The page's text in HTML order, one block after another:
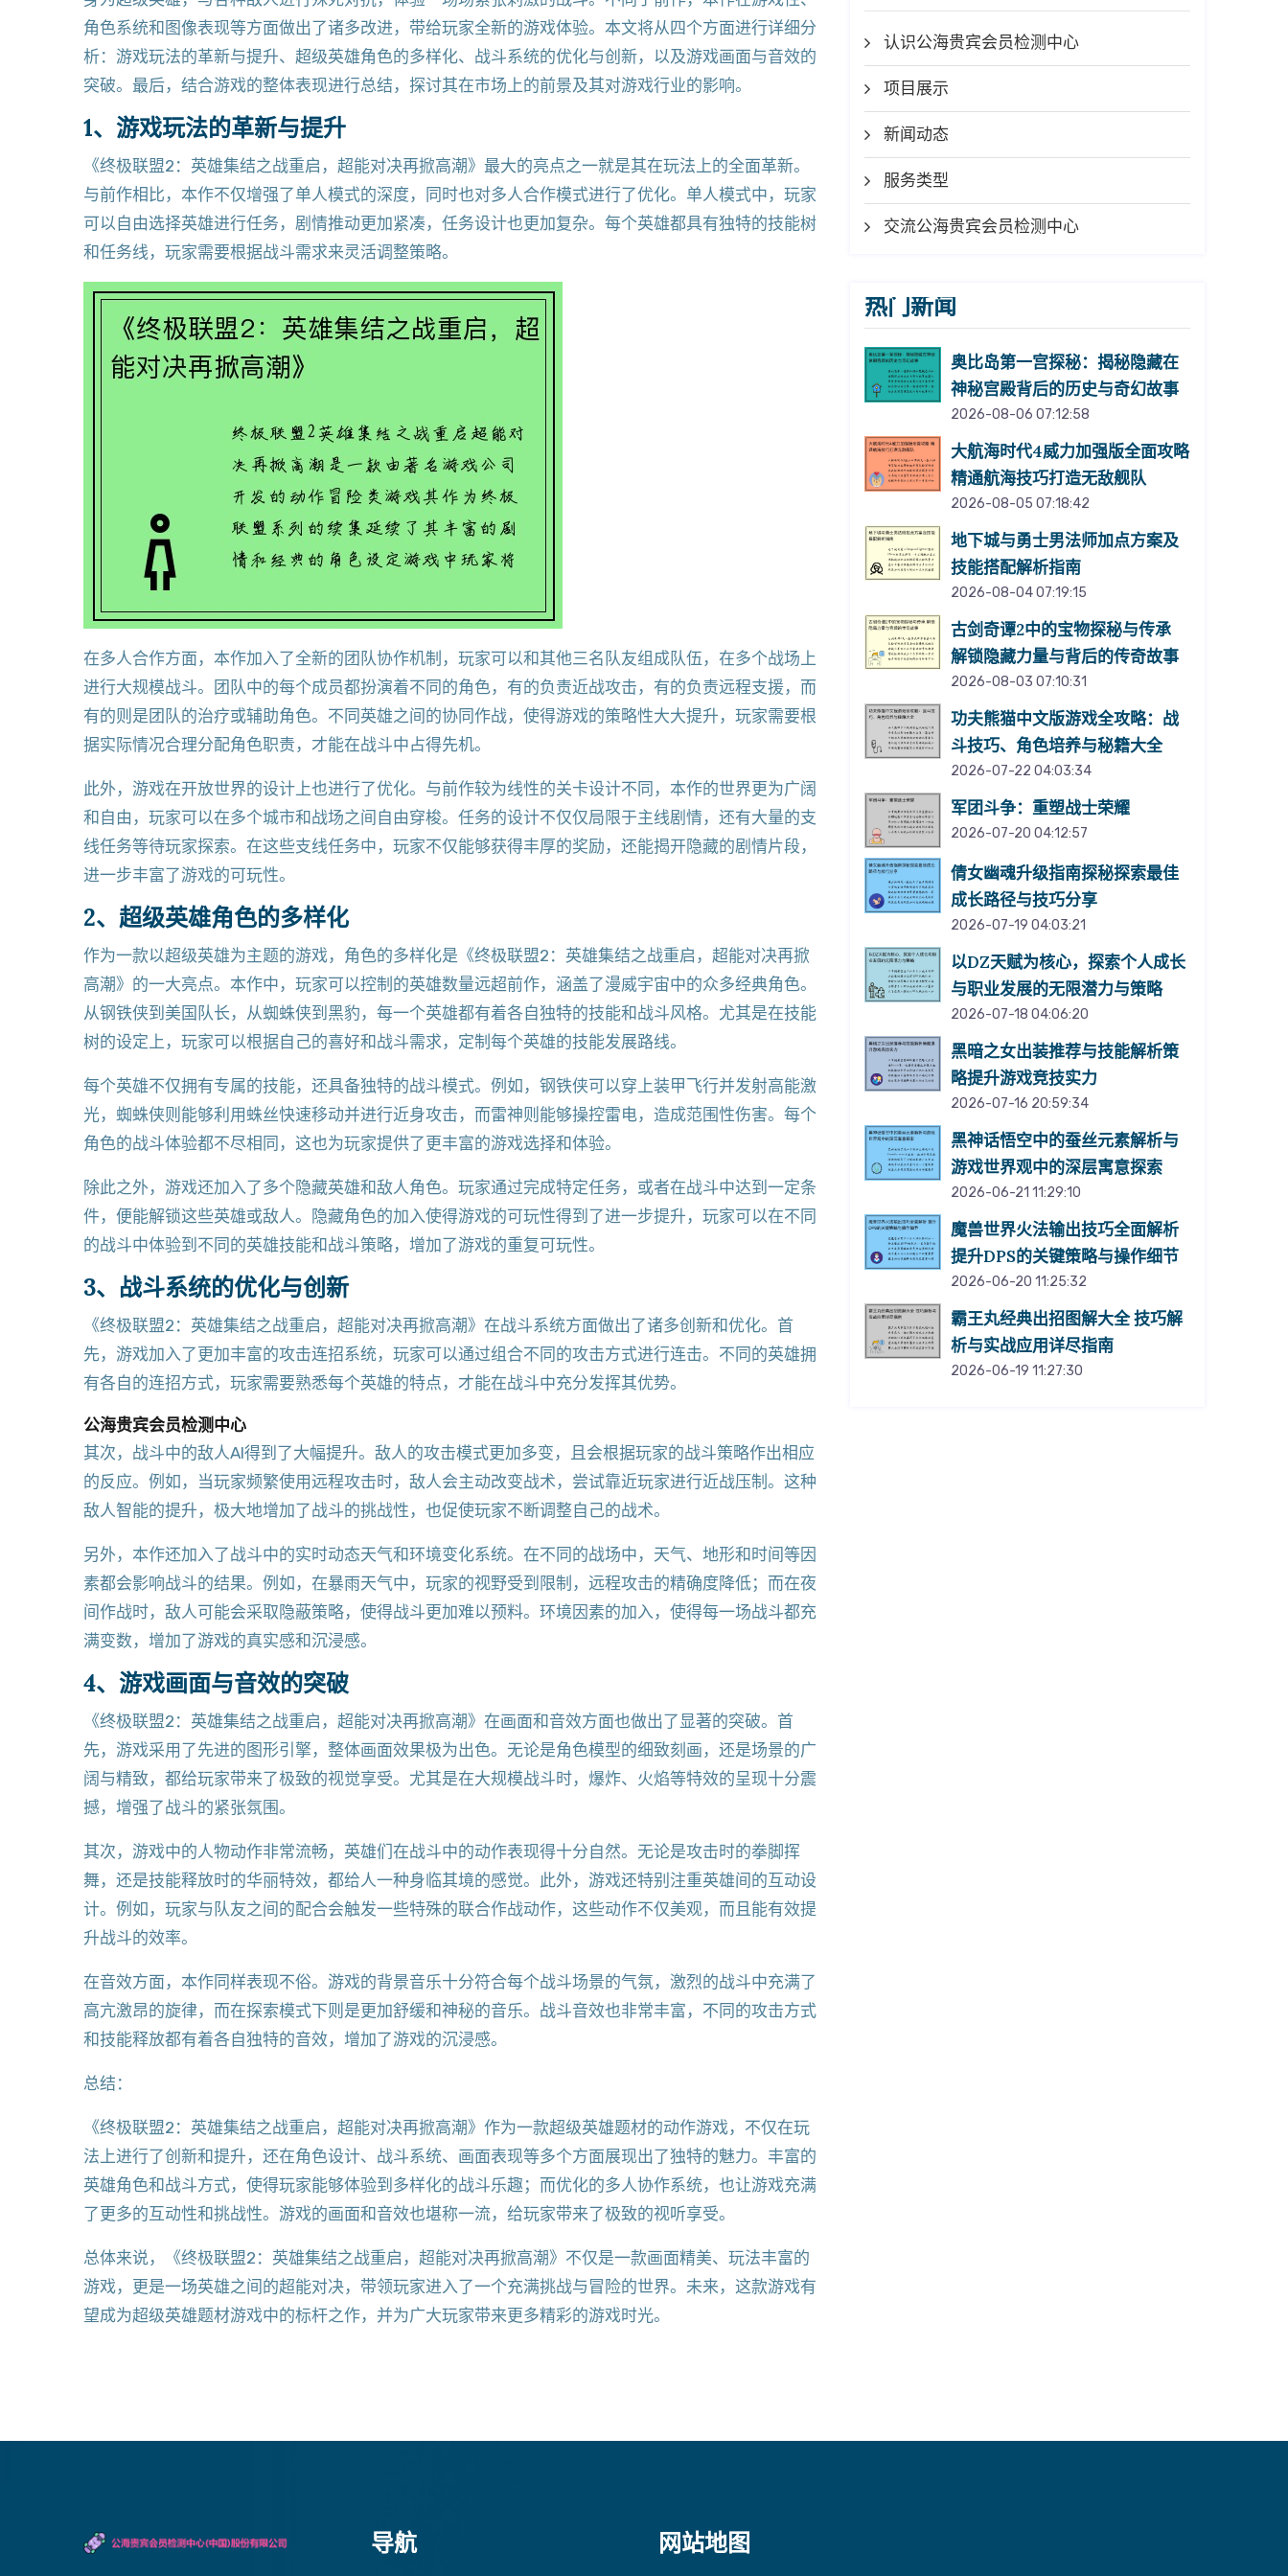
角色系统和图像表现等方面做出了诸多改进，带给玩家全新的游戏体验。本文将从四个方面进行详细分
析：游戏玩法的革新与提升、超级英雄角色的多样化、战斗系统的优化与创新，以及游戏画面与音效的
突破。最后，结合游戏的整体表现进行总结，探讨其在市场上的前景及其对游戏行业的影响。
1、游戏玩法的革新与提升
《终极联盟2：英雄集结之战重启，超能对决再掀高潮》最大的亮点之一就是其在玩法上的全面革新。
与前作相比，本作不仅增强了单人模式的深度，同时也对多人合作模式进行了优化。单人模式中，玩家
可以自由选择英雄进行任务，剧情推动更加紧凑，任务设计也更加复杂。每个英雄都具有独特的技能树
和任务线，玩家需要根据战斗需求来灵活调整策略。
在多人合作方面，本作加入了全新的团队协作机制，玩家可以和其他三名队友组成队伍，在多个战场上
进行大规模战斗。团队中的每个成员都扮演着不同的角色，有的负责近战攻击，有的负责远程支援，而
有的则是团队的治疗或辅助角色。不同英雄之间的协同作战，使得游戏的策略性大大提升，玩家需要根
据实际情况合理分配角色职责，才能在战斗中占得先机。
此外，游戏在开放世界的设计上也进行了优化。与前作较为线性的关卡设计不同，本作的世界更为广阔
和自由，玩家可以在多个城市和战场之间自由穿梭。任务的设计不仅仅局限于主线剧情，还有大量的支
线任务等待玩家探索。在这些支线任务中，玩家不仅能够获得丰厚的奖励，还能揭开隐藏的剧情片段，
进一步丰富了游戏的可玩性。
2、超级英雄角色的多样化
作为一款以超级英雄为主题的游戏，角色的多样化是《终极联盟2：英雄集结之战重启，超能对决再掀
高潮》的一大亮点。本作中，玩家可以控制的英雄数量远超前作，涵盖了漫威宇宙中的众多经典角色。
从钢铁侠到美国队长，从蜘蛛侠到黑豹，每一个英雄都有着各自独特的技能和战斗风格。尤其是在技能
树的设定上，玩家可以根据自己的喜好和战斗需求，定制每个英雄的技能发展路线。
每个英雄不仅拥有专属的技能，还具备独特的战斗模式。例如，钢铁侠可以穿上装甲飞行并发射高能激
光，蜘蛛侠则能够利用蛛丝快速移动并进行近身攻击，而雷神则能够操控雷电，造成范围性伤害。每个
角色的战斗体验都不尽相同，这也为玩家提供了更丰富的游戏选择和体验。
除此之外，游戏还加入了多个隐藏英雄和敌人角色。玩家通过完成特定任务，或者在战斗中达到一定条
件，便能解锁这些英雄或敌人。隐藏角色的加入使得游戏的可玩性得到了进一步提升，玩家可以在不同
的战斗中体验到不同的英雄技能和战斗策略，增加了游戏的重复可玩性。
3、战斗系统的优化与创新
《终极联盟2：英雄集结之战重启，超能对决再掀高潮》在战斗系统方面做出了诸多创新和优化。首
先，游戏加入了更加丰富的攻击连招系统，玩家可以通过组合不同的攻击方式进行连击。不同的英雄拥
有各自的连招方式，玩家需要熟悉每个英雄的特点，才能在战斗中充分发挥其优势。
公海贵宾会员检测中心
其次，战斗中的敌人AI得到了大幅提升。敌人的攻击模式更加多变，且会根据玩家的战斗策略作出相应
的反应。例如，当玩家频繁使用远程攻击时，敌人会主动改变战术，尝试靠近玩家进行近战压制。这种
敌人智能的提升，极大地增加了战斗的挑战性，也促使玩家不断调整自己的战术。
另外，本作还加入了战斗中的实时动态天气和环境变化系统。在不同的战场中，天气、地形和时间等因
素都会影响战斗的结果。例如，在暴雨天气中，玩家的视野受到限制，远程攻击的精确度降低；而在夜
间作战时，敌人可能会采取隐蔽策略，使得战斗更加难以预料。环境因素的加入，使得每一场战斗都充
满变数，增加了游戏的真实感和沉浸感。
4、游戏画面与音效的突破
《终极联盟2：英雄集结之战重启，超能对决再掀高潮》在画面和音效方面也做出了显著的突破。首
先，游戏采用了先进的图形引擎，整体画面效果极为出色。无论是角色模型的细致刻画，还是场景的广
阔与精致，都给玩家带来了极致的视觉享受。尤其是在大规模战斗时，爆炸、火焰等特效的呈现十分震
撼，增强了战斗的紧张氛围。
其次，游戏中的人物动作非常流畅，英雄们在战斗中的动作表现得十分自然。无论是攻击时的拳脚挥
舞，还是技能释放时的华丽特效，都给人一种身临其境的感觉。此外，游戏还特别注重英雄间的互动设
计。例如，玩家与队友之间的配合会触发一些特殊的联合作战动作，这些动作不仅美观，而且能有效提
升战斗的效率。
在音效方面，本作同样表现不俗。游戏的背景音乐十分符合每个战斗场景的气氛，激烈的战斗中充满了
高亢激昂的旋律，而在探索模式下则是更加舒缓和神秘的音乐。战斗音效也非常丰富，不同的攻击方式
和技能释放都有着各自独特的音效，增加了游戏的沉浸感。
总结：
《终极联盟2：英雄集结之战重启，超能对决再掀高潮》作为一款超级英雄题材的动作游戏，不仅在玩
法上进行了创新和提升，还在角色设计、战斗系统、画面表现等多个方面展现出了独特的魅力。丰富的
英雄角色和战斗方式，使得玩家能够体验到多样化的战斗乐趣；而优化的多人协作系统，也让游戏充满
了更多的互动性和挑战性。游戏的画面和音效也堪称一流，给玩家带来了极致的视听享受。
总体来说，《终极联盟2：英雄集结之战重启，超能对决再掀高潮》不仅是一款画面精美、玩法丰富的
游戏，更是一场英雄之间的超能对决，带领玩家进入了一个充满挑战与冒险的世界。未来，这款游戏有
望成为超级英雄题材游戏中的标杆之作，并为广大玩家带来更多精彩的游戏时光。
认识公海贵宾会员检测中心
项目展示
新闻动态
服务类型
交流公海贵宾会员检测中心
热门新闻
奥比岛第一宫探秘：揭秘隐藏在
神秘宫殿背后的历史与奇幻故事
2026-08-06 07:12:58
大航海时代4威力加强版全面攻略
精通航海技巧打造无敌舰队
2026-08-05 07:18:42
地下城与勇士男法师加点方案及
技能搭配解析指南
2026-08-04 07:19:15
古剑奇谭2中的宝物探秘与传承
解锁隐藏力量与背后的传奇故事
2026-08-03 07:10:31
功夫熊猫中文版游戏全攻略：战
斗技巧、角色培养与秘籍大全
2026-07-22 04:03:34
军团斗争：重塑战士荣耀
2026-07-20 04:12:57
倩女幽魂升级指南探秘探索最佳
成长路径与技巧分享
2026-07-19 04:03:21
以DZ天赋为核心，探索个人成长
与职业发展的无限潜力与策略
2026-07-18 04:06:20
黑暗之女出装推荐与技能解析策
略提升游戏竞技实力
2026-07-16 20:59:34
黑神话悟空中的蚕丝元素解析与
游戏世界观中的深层寓意探索
2026-06-21 11:29:10
魔兽世界火法输出技巧全面解析
提升DPS的关键策略与操作细节
2026-06-20 11:25:32
霸王丸经典出招图解大全 技巧解
析与实战应用详尽指南
2026-06-19 11:27:30
导航 网站地图